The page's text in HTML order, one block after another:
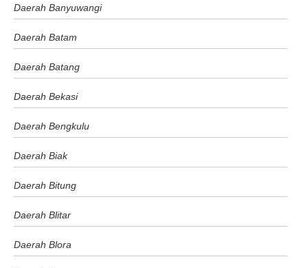
Daerah Banyuwangi
Daerah Batam
Daerah Batang
Daerah Bekasi
Daerah Bengkulu
Daerah Biak
Daerah Bitung
Daerah Blitar
Daerah Blora